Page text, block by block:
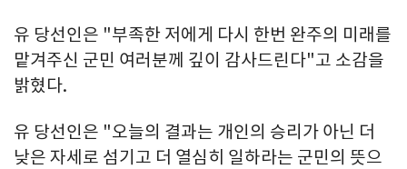
유 당선인은 "부족한 저에게 다시 한번 완주의 미래를
맡겨주신 군민 여러분께 깊이 감사드린다"고 소감을
밝혔다.
유 당선인은 "오늘의 결과는 개인의 승리가 아닌 더
낮은 자세로 섬기고 더 열심히 일하라는 군민의 뜻으